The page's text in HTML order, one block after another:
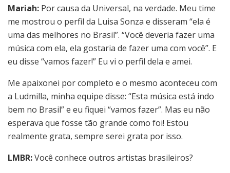
Mariah: Por causa da Universal, na verdade. Meu time
me mostrou o perfil da Luisa Sonza e disseram “ela é
uma das melhores no Brasil”. “Você deveria fazer uma
música com ela, ela gostaria de fazer uma com você”. E
eu disse “vamos fazer!” Eu vi o perfil dela e amei.
Me apaixonei por completo e o mesmo aconteceu com
a Ludmilla, minha equipe disse: “Esta música está indo
bem no Brasil” e eu fiquei “vamos fazer”. Mas eu não
esperava que fosse tão grande como foi! Estou
realmente grata, sempre serei grata por isso.
LMBR:Você conhece outros artistas brasileiros?